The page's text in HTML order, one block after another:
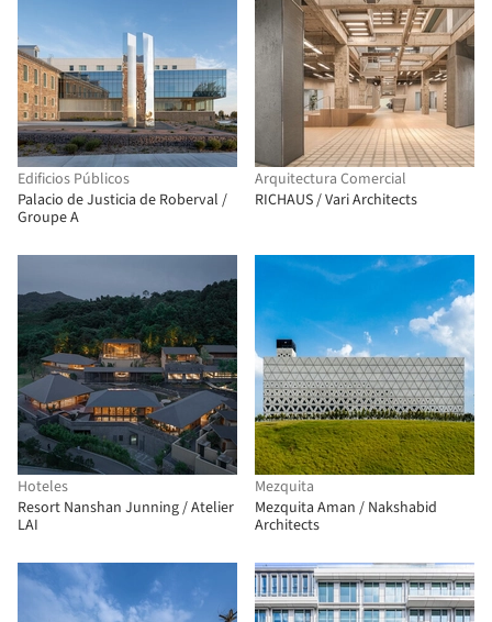
Edificios Públicos
Palacio de Justicia de Roberval /
Groupe A
Arquitectura Comercial
RICHAUS / Vari Architects
Hoteles
Resort Nanshan Junning / Atelier
LAI
Mezquita
Mezquita Aman / Nakshabid
Architects